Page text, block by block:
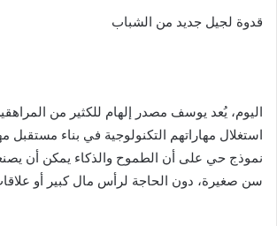
قدوة لجيل جديد من الشباب
اليوم، يُعد يوسف مصدر إلهام للكثير من
استغلال مهاراتهم التكنولوجية في بناء
نموذج حي على أن الطموح والذكاء يمكن أن
سن صغيرة، دون الحاجة لرأس مال كبير أو